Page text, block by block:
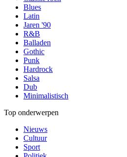
Blues
Latin
Jaren '90
R&B
Balladen
Gothic
Punk
Hardrock
Salsa
Dub
Minimalistisch
Top onderwerpen
Nieuws
Cultuur
Sport